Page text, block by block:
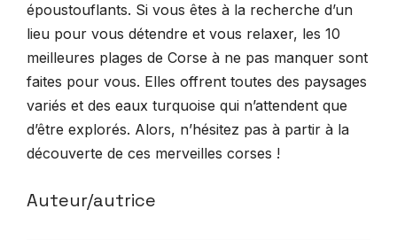
époustouflants. Si vous êtes à la recherche d’un
lieu pour vous détendre et vous relaxer, les 10
meilleures plages de Corse à ne pas manquer sont
faites pour vous. Elles offrent toutes des paysages
variés et des eaux turquoise qui n’attendent que
d’être explorés. Alors, n’hésitez pas à partir à la
découverte de ces merveilles corses !
Auteur/autrice